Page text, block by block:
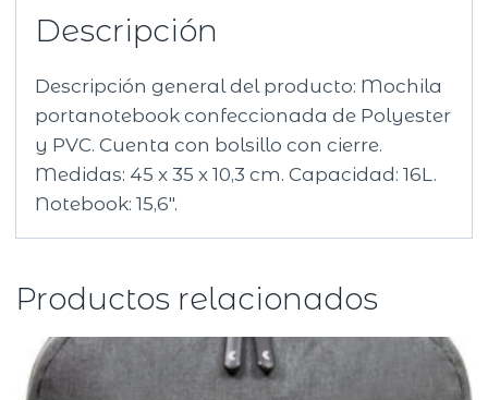
Descripción
Descripción general del producto: Mochila
portanotebook confeccionada de Polyester
y PVC. Cuenta con bolsillo con cierre.
Medidas: 45 x 35 x 10,3 cm. Capacidad: 16L.
Notebook: 15,6″.
Productos relacionados